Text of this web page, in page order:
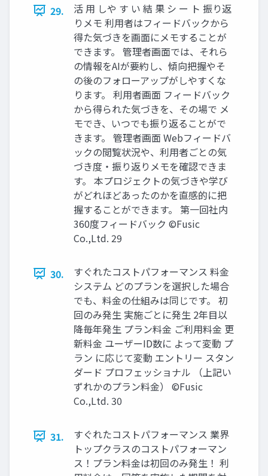
29.
活 用 しや す い 結 果 シ ー ト 振り返
りメモ 利用者はフィードバックから
得た気づきを画面にメモすることが
できます。 管理者画面では、それら
の情報をAIが要約し、傾向把握やそ
の後のフォローアップがしやすくな
ります。 利用者画面 フィードバック
から得られた気づきを、その場で メ
モでき、いつでも振り返ることがで
きます。 管理者画面 Webフィードバ
ックの閲覧状況や、利用者ごとの気
づき度・振り返りメモを確認できま
す。 本プロジェクトの気づきや学び
がどれほどあったのかを直感的に把
握することができます。 第一回社内
360度フィードバック ©️Fusic
Co.,Ltd. 29
30.
すぐれたコストパフォーマンス 料金
システム どのプランを選択した場合
でも、料金の仕組みは同じです。 初
回のみ発生 実施ごとに発生 2年目以
降毎年発生 プラン料金 ご利用料金 更
新料金 ユーザーID数に よって変動 プ
ラン に応じて変動 エントリー スタン
ダード プロフェッショナル （上記い
ずれかのプラン料金） ©️Fusic
Co.,Ltd. 30
31.
すぐれたコストパフォーマンス 業界
トップクラスのコストパフォーマン
ス！プラン料金は初回のみ発生！ 利